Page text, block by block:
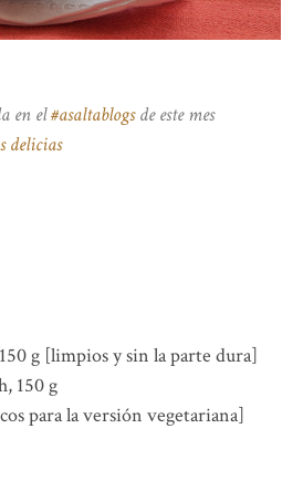
en el#asaltablogsde este mes
delicias
g [limpios y sin la parte dura]
150 g
para la versión vegetariana]